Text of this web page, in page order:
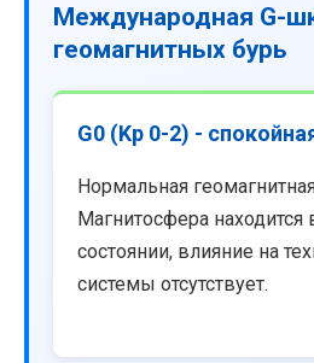
Международная G-
геомагнитных бурь
G0 (Kp 0-2) -
Нормальная
Магнитосфера
состоянии, влияние на
системы отсутствует.